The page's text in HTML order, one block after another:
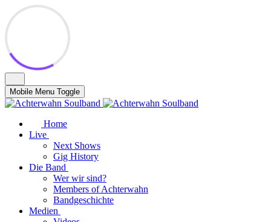
Mobile Menu Toggle
Home
Live
Next Shows
Gig History
Die Band
Wer wir sind?
Members of Achterwahn
Bandgeschichte
Medien